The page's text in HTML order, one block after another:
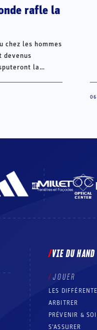
rafle la
chez les hommes
devenus
la
VIE DU HAND
JOUER
LES
ARBITRER
PRÉVENIR &
S’ASSURER